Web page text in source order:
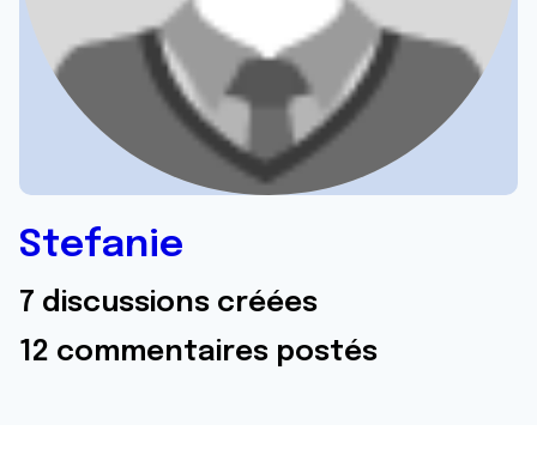
Stefanie
7 discussions créées
12 commentaires postés